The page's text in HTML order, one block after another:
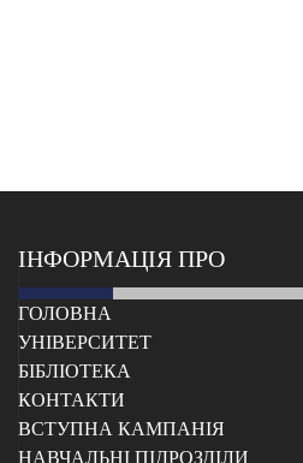
ІНФОРМАЦІЯ ПРО
ГОЛОВНА
УНІВЕРСИТЕТ
БІБЛІОТЕКА
КОНТАКТИ
ВСТУПНА КАМПАНІЯ
НАВЧАЛЬНІ ПІДРОЗДІЛИ